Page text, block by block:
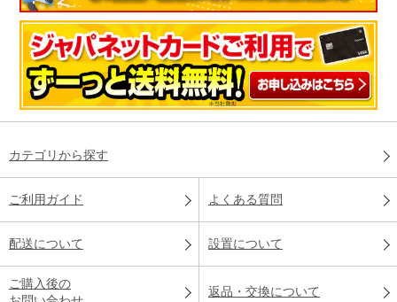
カテゴリから探す
ご利用ガイド よくある質問
配送について 設置について
ご購入後の
返品・交換について